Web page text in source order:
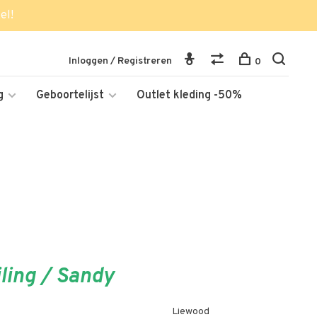
Geboortelijst Outlet kleding -50%
Inloggen / Registreren 0
/ Sandy
Liewood